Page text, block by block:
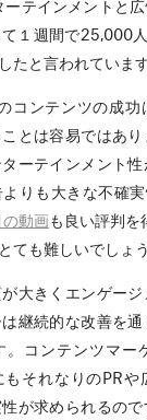
テインメントと
１週間で25,000
たと言われています
コンテンツの成功
とは容易ではあ
ーテインメント
りも大きな不確実
動画も良い評判を
ても難しいでしょう
大きくエンゲー
継続的な改善を
。コンテンツマー
それなりのPRや
が求められるの